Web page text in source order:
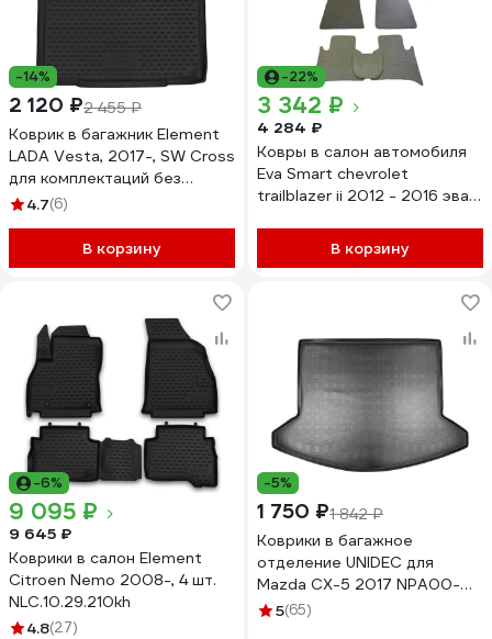
-14%
2 120 ₽2 455 ₽
Коврик в багажник Element
LADA Vesta, 2017-, SW Cross
для комплектаций без
фальш-пола
4.7(6)
В корзину
-22%
3 342 ₽
4 284 ₽
Ковры в салон автомобиля
Eva Smart chevrolet
trailblazer ii 2012 - 2016 эва
окантовкой 1138-B5B5-S
В корзину
-6%
9 095 ₽
9 645 ₽
Коврики в салон Element
Citroen Nemo 2008-, 4 шт.
NLC.10.29.210kh
4.8(27)
-5%
1 750 ₽1 842 ₽
Коврики в багажное
отделение UNIDEC для
Mazda CX-5 2017 NPA00-
T55-683
5(65)